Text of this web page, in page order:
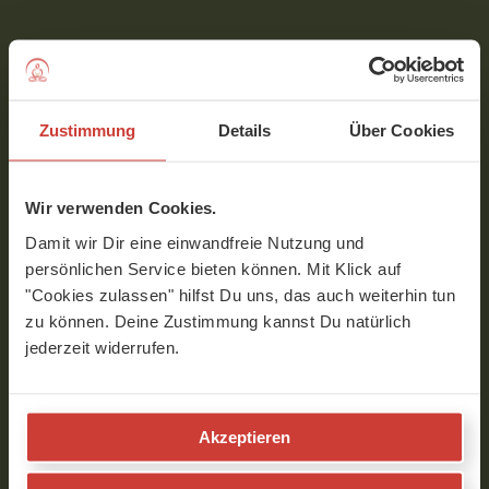
Zustimmung Details Über Cookies
Wir verwenden Cookies.
Damit wir Dir eine einwandfreie Nutzung und
persönlichen Service bieten können. Mit Klick auf
"Cookies zulassen" hilfst Du uns, das auch weiterhin tun
zu können. Deine Zustimmung kannst Du natürlich
jederzeit widerrufen.
Akzeptieren
Kommentar. Ich freu mich dass Dir
Mal siehst, dann richte Ihr bitte einen
schönen Gruß von mir aus. Sie ist
eine meiner Yin Yoga & Anatomie
Schülerinnen und Ausbilderkollegin.
Würde mich freuen wenn wir uns bei
alte Heimat
smile & breathe
Markus